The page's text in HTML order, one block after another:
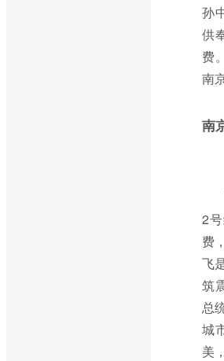
孙
供
费
南
南
2
费
飞
筑
总
城
美